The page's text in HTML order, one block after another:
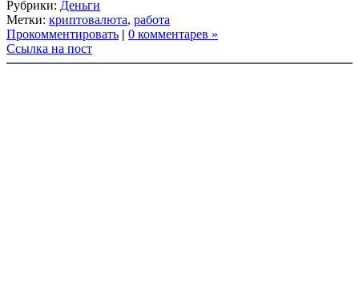
Link
Share
Рубрики: Деньги
Метки: криптовалюта, работа
Прокомментировать | 0 комментарев »
Ссылка на пост